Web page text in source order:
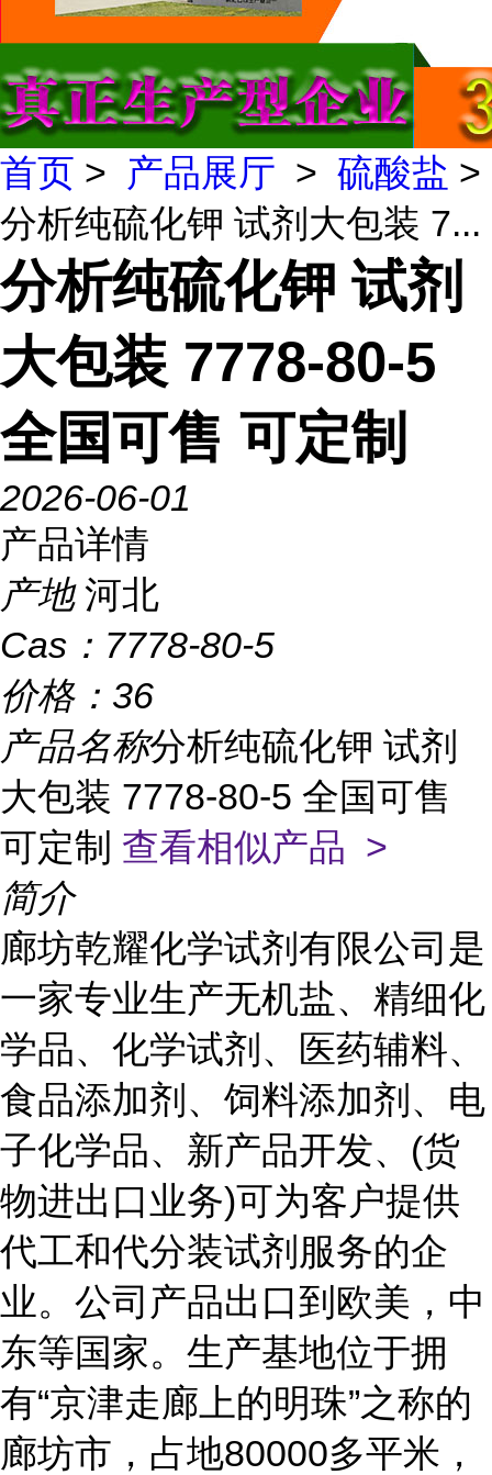
首页 > 产品展厅 > 硫酸盐 >
分析纯硫化钾 试剂大包装 7...
分析纯硫化钾 试剂
大包装 7778-80-5
全国可售 可定制
2026-06-01
产品详情
产地 河北
Cas： 7778-80-5
价格： 36
产品名称分析纯硫化钾 试剂
大包装 7778-80-5 全国可售
可定制 查看相似产品 >
简介
廊坊乾耀化学试剂有限公司是
一家专业生产无机盐、精细化
学品、化学试剂、医药辅料、
食品添加剂、饲料添加剂、电
子化学品、新产品开发、(货
物进出口业务)可为客户提供
代工和代分装试剂服务的企
业。公司产品出口到欧美，中
东等国家。生产基地位于拥
有“京津走廊上的明珠”之称的
廊坊市，占地80000多平米，